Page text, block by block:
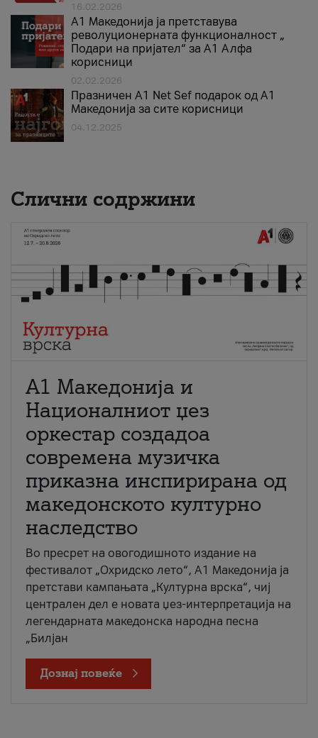
16.02.2026
А1 Македонија ја претставува
револуционерната функционалност „
Подари на пријател“ за А1 Алфа
корисници
02.02.2026
Празничен A1 Net Sеf подарок од А1
Македонија за сите корисници
04.12.2025
Слични содржини
А1 Македонија и
Националниот џез
оркестар создадоа
современа музичка
приказна инспирирана од
македонското културно
наследство
Во пресрет на овогодишното издание на
фестивалот „Охридско лето“, А1 Македонија ја
претстави кампањата „Културна врска“, чиј
централен дел е новата џез-интерпретација на
легендарната македонска народна песна
„Билјан
Дознај повеќе